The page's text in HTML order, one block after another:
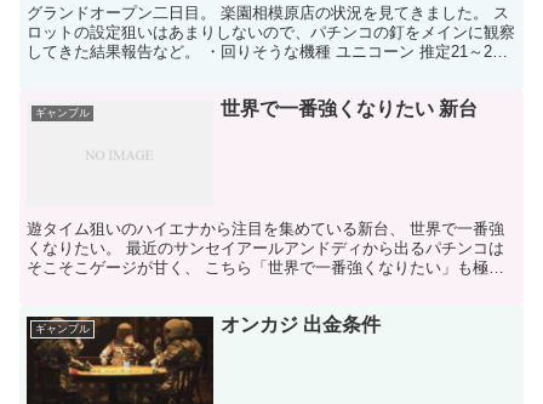
グランドオープン二日目。 楽園相模原店の状況を見てきました。 ス
ロットの設定狙いはあまりしないので、パチンコの釘をメインに観察
してきた結果報告など。 ・回りそうな機種 ユニコーン 推定21～22
ギャンブル 世界で一番強くなりたい 新台
遊タイム狙いのハイエナから注目を集めている新台、 世界で一番強
くなりたい。 最近のサンセイアールアンドディから出るパチンコは
そこそこゲージが甘く、 こちら「世界で一番強くなりたい」も極端
ギャンブル オンカジ 出金条件